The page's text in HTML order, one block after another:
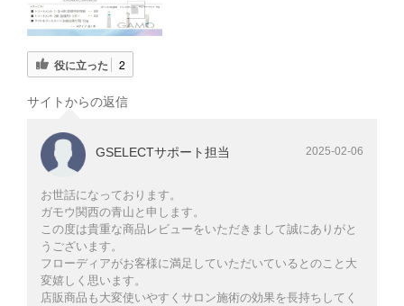
役に立った 2
サイトからの返信
GSELECTサポート担当 2025-02-06
お世話になっております。
ガモウ関西の青山と申します。
この度は貴重な商品レビューをいただきまして誠にありがと
うございます。
フローディアがお客様に満足していただいているとのこと大
変嬉しく思います。
店販商品も大変使いやすくサロン施術の効果を長持ちしてく